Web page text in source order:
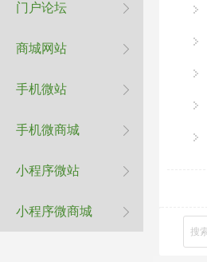
门户论坛
商城网站
手机微站
手机微商城
小程序微站
小程序微商城